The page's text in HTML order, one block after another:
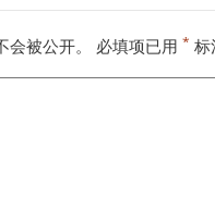
被公开。 必填项已用 * 标